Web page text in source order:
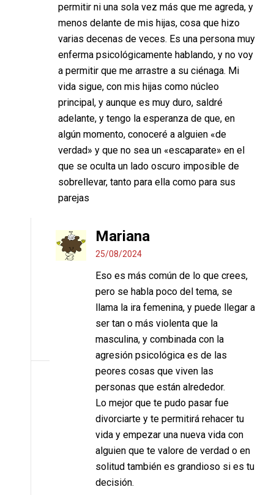
permitir ni una sola vez más que me agreda, y
menos delante de mis hijas, cosa que hizo
varias decenas de veces. Es una persona muy
enferma psicológicamente hablando, y no voy
a permitir que me arrastre a su ciénaga. Mi
vida sigue, con mis hijas como núcleo
principal, y aunque es muy duro, saldré
adelante, y tengo la esperanza de que, en
algún momento, conoceré a alguien «de
verdad» y que no sea un «escaparate» en el
que se oculta un lado oscuro imposible de
sobrellevar, tanto para ella como para sus
parejas
Mariana
25/08/2024
Eso es más común de lo que crees,
pero se habla poco del tema, se
llama la ira femenina, y puede llegar a
ser tan o más violenta que la
masculina, y combinada con la
agresión psicológica es de las
peores cosas que viven las
personas que están alrededor.
Lo mejor que te pudo pasar fue
divorciarte y te permitirá rehacer tu
vida y empezar una nueva vida con
alguien que te valore de verdad o en
solitud también es grandioso si es tu
decisión.